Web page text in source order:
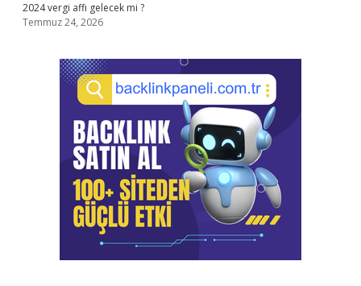
2024 vergi affı gelecek mi ?
Temmuz 24, 2026